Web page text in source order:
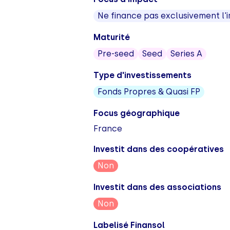
Ne finance pas exclusivement
Maturité
Pre-seed
Seed Series A
Type d'investissements
Fonds Propres & Quasi FP
Focus géographique
France
Investit dans des coopératives
Non
Investit dans des associations
Non
Labelisé Finansol